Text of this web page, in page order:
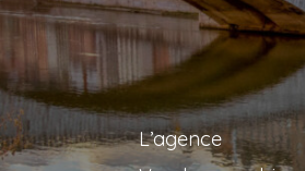
L’agence